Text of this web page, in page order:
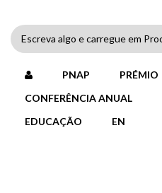
FORMULÁRIO
DE
PESQUISA
PNAP
PRÉMIO
CONFERÊNCIA ANUAL
EDUCAÇÃO
EN